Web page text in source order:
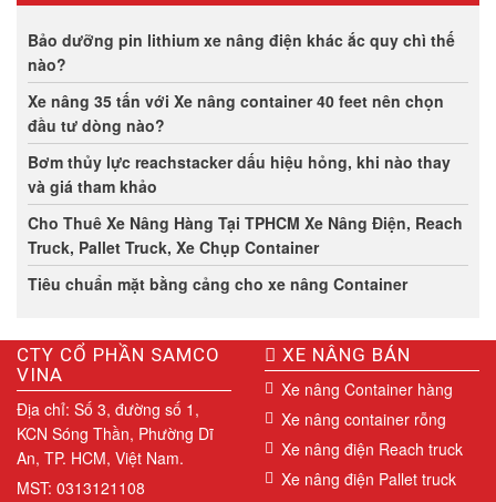
Bảo dưỡng pin lithium xe nâng điện khác ắc quy chì thế
nào?
Xe nâng 35 tấn với Xe nâng container 40 feet nên chọn
đầu tư dòng nào?
Bơm thủy lực reachstacker dấu hiệu hỏng, khi nào thay
và giá tham khảo
Cho Thuê Xe Nâng Hàng Tại TPHCM Xe Nâng Điện, Reach
Truck, Pallet Truck, Xe Chụp Container
Tiêu chuẩn mặt bằng cảng cho xe nâng Container
CTY CỔ PHẦN SAMCO
VINA
Địa chỉ: Số 3, đường số 1,
KCN Sóng Thần, Phường Dĩ
An, TP. HCM, Việt Nam.
MST: 0313121108
XE NÂNG BÁN
Xe nâng Container hàng
Xe nâng container rỗng
Xe nâng điện Reach truck
Xe nâng điện Pallet truck